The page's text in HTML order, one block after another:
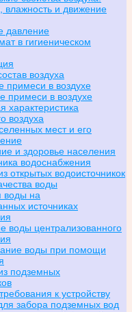
влажность и движение
давление
в гигиеническом
воздуха
примеси в воздухе
примеси в воздухе
характеристика
воздуха
мест и его
и здоровье населения
водоснабжения
открытых водоисточникок
воды
воды на
источниках
воды централизованного
воды при помощи
подземных
к устройству
забора подземных вод